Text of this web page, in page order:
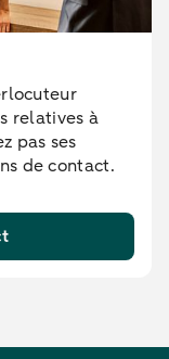
relatives à
pas ses
de contact.